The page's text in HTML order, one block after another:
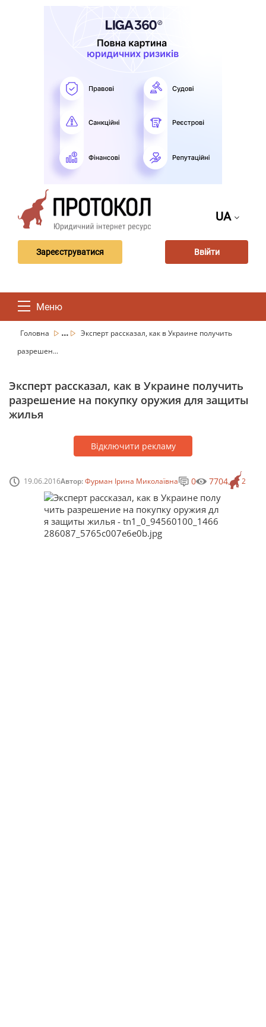
UA
Зареєструватися Ввійти
Меню
Головна ...
Эксперт рассказал, как в Украине получить
разрешен...
Эксперт рассказал, как в Украине получить
разрешение на покупку оружия для защиты
жилья
Відключити рекламу
19.06.2016Автор:Фурман Ірина Миколаївна 2
0 7704